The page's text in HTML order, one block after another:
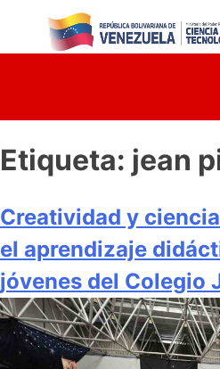
content
Etiqueta: jean
Creatividad y
el aprendizaje
jóvenes del Colegio